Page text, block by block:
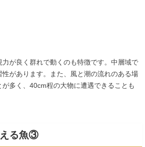
力が良く群れで動くのも特徴です。中層域で
があります。また、風と潮の流れのある場
多く、40cm程の大物に遭遇できることも
る魚③